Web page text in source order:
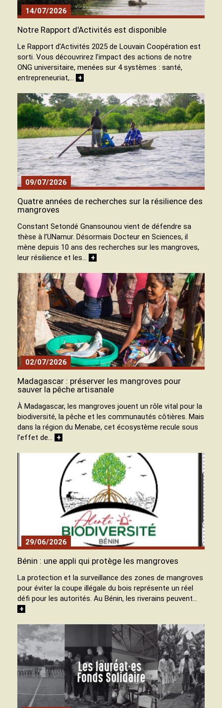
14/07/2026
Notre Rapport d'Activités est disponible
Le Rapport d’Activités 2025 de Louvain Coopération est
sorti. Vous découvrirez l’impact des actions de notre
ONG universitaire, menées sur 4 systèmes : santé,
entrepreneuriat,… +
09/07/2026
Quatre années de recherches sur la résilience des
mangroves
Constant Setondé Gnansounou vient de défendre sa
thèse à l’UNamur. Désormais Docteur en Sciences, il
mène depuis 10 ans des recherches sur les mangroves,
leur résilience et les… +
02/07/2026
Madagascar : préserver les mangroves pour
sauver la pêche artisanale
À Madagascar, les mangroves jouent un rôle vital pour la
biodiversité, la pêche et les communautés côtières. Mais
dans la région du Menabe, cet écosystème recule sous
l’effet de… +
29/06/2026
Bénin : une appli qui protège les mangroves
La protection et la surveillance des zones de mangroves
pour éviter la coupe illégale du bois représente un réel
défi pour les autorités. Au Bénin, les riverains peuvent…
+